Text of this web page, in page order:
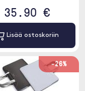
35.90 €
Lisää ostoskoriin
-26%